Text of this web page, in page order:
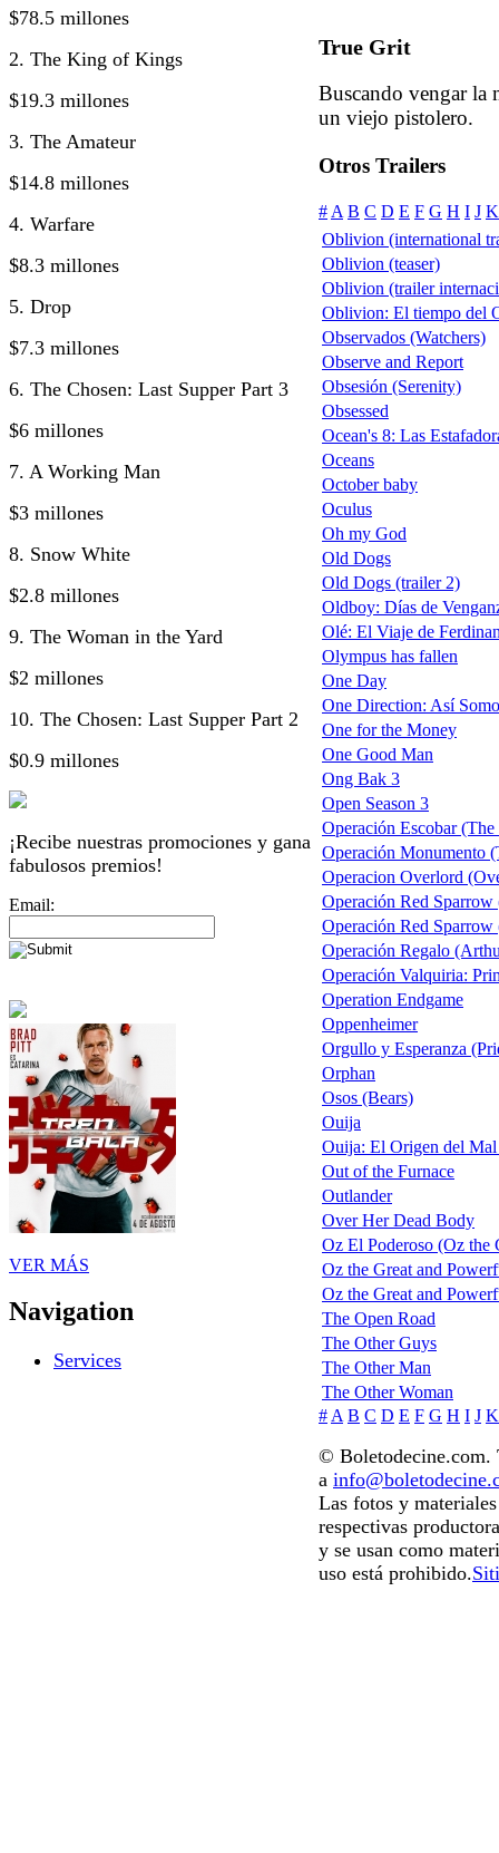
$78.5 millones
2. The King of Kings
$19.3 millones
3. The Amateur
$14.8 millones
4. Warfare
$8.3 millones
5. Drop
$7.3 millones
6. The Chosen: Last Supper Part 3
$6 millones
7. A Working Man
$3 millones
8. Snow White
$2.8 millones
9. The Woman in the Yard
$2 millones
10. The Chosen: Last Supper Part 2
$0.9 millones
¡Recibe nuestras promociones y gana
fabulosos premios!
Email:
VER MÁS
Navigation
Services
True Grit
Buscando vengar la
un viejo pistolero.
Otros Trailers
# A B C D E F G H I J K
Oblivion (international
Oblivion (teaser)
Oblivion (trailer
Oblivion: El tiempo del
Observados (Watchers)
Observe and Report
Obsesión (Serenity)
Obsessed
Ocean's 8: Las
Oceans
October baby
Oculus
Oh my God
Old Dogs
Old Dogs (trailer 2)
Oldboy: Días de
Olé: El Viaje de
Olympus has fallen
One Day
One Direction: Así
One for the Money
One Good Man
Ong Bak 3
Open Season 3
Operación Escobar
Operación Monumento
Operacion Overlord
Operación Red Sparrow
Operación Red
Operación Regalo
Operación Valquiria:
Operation Endgame
Oppenheimer
Orgullo y Esperanza
Orphan
Osos (Bears)
Ouija
Ouija: El Origen del
Out of the Furnace
Outlander
Over Her Dead Body
Oz El Poderoso (Oz the
Oz the Great and
Oz the Great and
The Open Road
The Other Guys
The Other Man
The Other Woman
# A B C D E F G H I J K
© Boletodecine.com.
a
Las fotos y
respectivas
y se usan como
uso está prohibido.